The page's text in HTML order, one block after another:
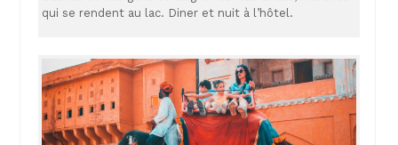
qui se rendent au lac. Diner et nuit à l’hôtel.